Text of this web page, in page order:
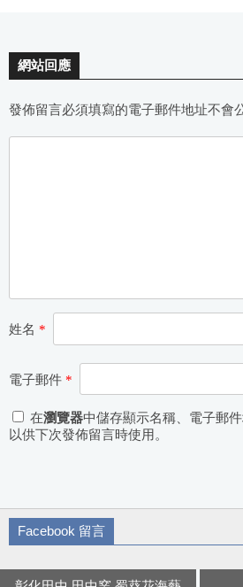
網站回應
發佈留言必須填寫的電子郵件地址不會
姓名 *
電子郵件 *
在瀏覽器中儲存顯示名稱、電子郵
以供下次發佈留言時使用。
Facebook 留言